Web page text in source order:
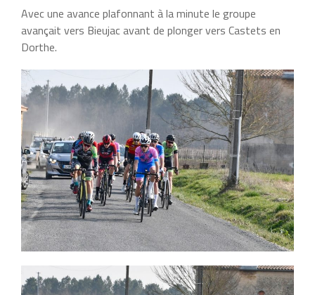
Avec une avance plafonnant à la minute le groupe
avançait vers Bieujac avant de plonger vers Castets en
Dorthe.